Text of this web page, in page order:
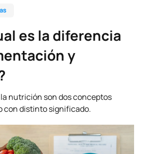
es la diferencia
y
nutrición son dos conceptos
con distinto significado.